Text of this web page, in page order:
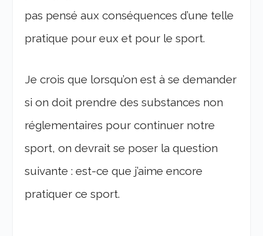
pas pensé aux conséquences d’une telle
pratique pour eux et pour le sport.
Je crois que lorsqu’on est à se demander
si on doit prendre des substances non
réglementaires pour continuer notre
sport, on devrait se poser la question
suivante : est-ce que j’aime encore
pratiquer ce sport.